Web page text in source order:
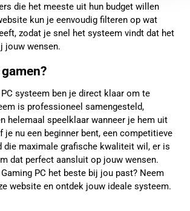
die het meeste uit hun budget willen
kun je eenvoudig filteren op wat
zodat je snel het systeem vindt dat het
jouw wensen.
systeem ben je direct klaar om te
is professioneel samengesteld,
helemaal speelklaar wanneer je hem uit
je nu een beginner bent, een competitieve
die maximale grafische kwaliteit wil, er is
dat perfect aansluit op jouw wensen.
PC het beste bij jou past? Neem
website en ontdek jouw ideale systeem.